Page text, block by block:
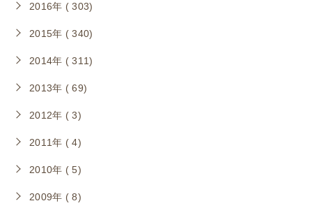
2016年 ( 303)
2015年 ( 340)
2014年 ( 311)
2013年 ( 69)
2012年 ( 3)
2011年 ( 4)
2010年 ( 5)
2009年 ( 8)